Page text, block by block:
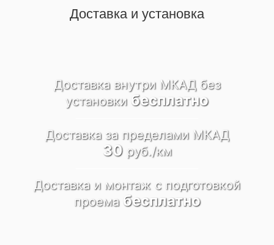
Доставка и установка
Доставка внутри МКАД без
установки бесплатно
Доставка за пределами МКАД
30руб./км
Доставка и монтаж c подготовкой
проема бесплатно